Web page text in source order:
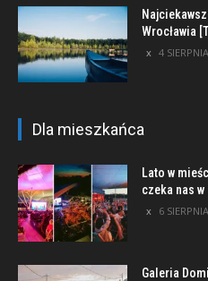
Wrocławia
4
Dla mieszkańca
Lato w
czeka nas
6
Galeria